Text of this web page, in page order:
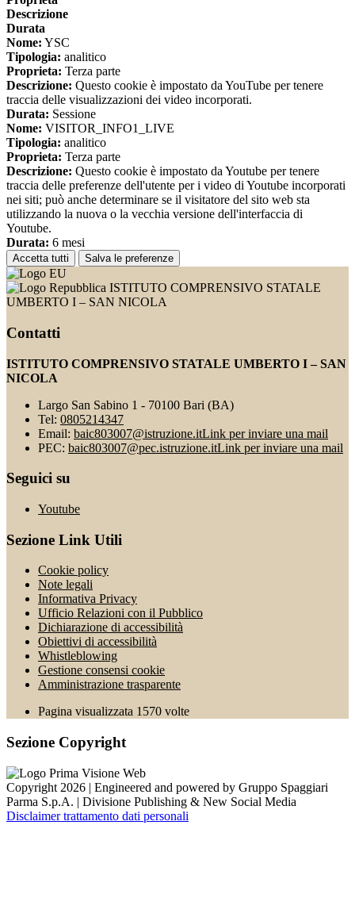
Descrizione
Durata
Nome: YSC
Tipologia: analitico
Proprieta: Terza parte
Descrizione: Questo cookie è impostato da YouTube per tenere
traccia delle visualizzazioni dei video incorporati.
Durata: Sessione
Nome: VISITOR_INFO1_LIVE
Tipologia: analitico
Proprieta: Terza parte
Descrizione: Questo cookie è impostato da Youtube per tenere
traccia delle preferenze dell'utente per i video di Youtube incorporati
nei siti; può anche determinare se il visitatore del sito web sta
utilizzando la nuova o la vecchia versione dell'interfaccia di
Youtube.
Durata: 6 mesi
Accetta tutti Salva le preferenze
ISTITUTO COMPRENSIVO STATALE
UMBERTO I – SAN NICOLA
Contatti
ISTITUTO COMPRENSIVO STATALE UMBERTO I – SAN
NICOLA
Largo San Sabino 1 - 70100 Bari (BA)
Tel: 0805214347
Email: baic803007@istruzione.itLink per inviare una mail
PEC: baic803007@pec.istruzione.itLink per inviare una mail
Seguici su
Youtube
Sezione Link Utili
Cookie policy
Note legali
Informativa Privacy
Ufficio Relazioni con il Pubblico
Dichiarazione di accessibilità
Obiettivi di accessibilità
Whistleblowing
Gestione consensi cookie
Amministrazione trasparente
Pagina visualizzata 1570 volte
Sezione Copyright
Copyright 2026 | Engineered and powered by Gruppo Spaggiari
Parma S.p.A. | Divisione Publishing & New Social Media
Disclaimer trattamento dati personali